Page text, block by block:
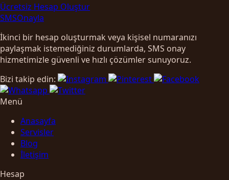
Ücretsiz Hesap Oluştur
SMSOnayla
İkinci bir hesap oluşturmak veya kişisel numaranızı
paylaşmak istemediğiniz durumlarda, SMS onay
hizmetimizle güvenli ve hızlı çözümler sunuyoruz.
Bizi takip edin:
Menü
Anasayfa
Servisler
Blog
İletişim
Hesap